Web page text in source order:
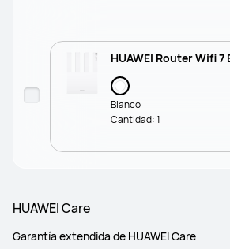
HUAWEI Router Wifi 7
Blanco
Cantidad:1
HUAWEI Care
Garantía extendida de HUAWEI Care